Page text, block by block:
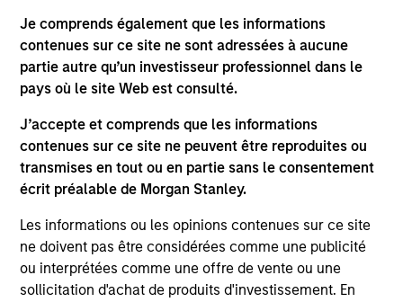
Je comprends également que les informations
contenues sur ce site ne sont adressées à aucune
partie autre qu’un investisseur professionnel dans le
pays où le site Web est consulté.
J’accepte et comprends que les informations
contenues sur ce site ne peuvent être reproduites ou
transmises en tout ou en partie sans le consentement
écrit préalable de Morgan Stanley.
Les informations ou les opinions contenues sur ce site
ne doivent pas être considérées comme une publicité
ou interprétées comme une offre de vente ou une
sollicitation d'achat de produits d'investissement. En
Investment Team
Morgan Stanley Capital Partners
Press Release
Morgan Stanley Capital Partners Acquires
RowCal
May 01,2023